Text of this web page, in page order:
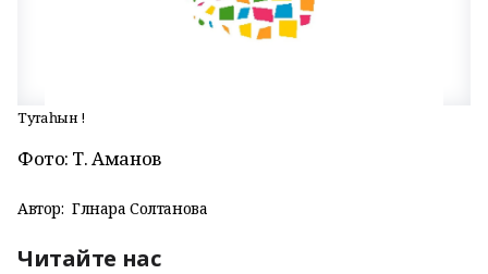
Туҡтаһын !
Фото: Т. Аманов
Автор: Гөлнара Солтанова
Читайте нас